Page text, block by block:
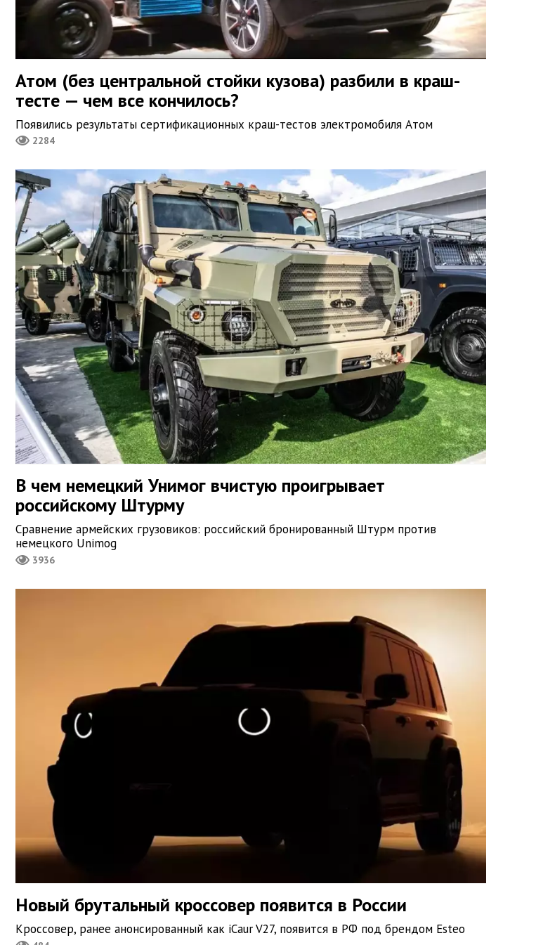
Атом (без центральной стойки кузова) разбили в краш-
тесте — чем все кончилось?
Появились результаты сертификационных краш-тестов электромобиля Атом
2284
В чем немецкий Унимог вчистую проигрывает
российскому Штурму
Сравнение армейских грузовиков: российский бронированный Штурм против
немецкого Unimog
3936
Новый брутальный кроссовер появится в России
Кроссовер, ранее анонсированный как iCaur V27, появится в РФ под брендом Esteo